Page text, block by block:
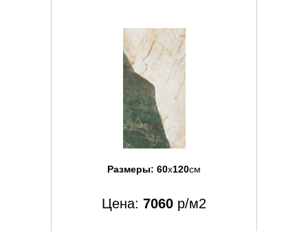
Размеры: 60x120см
Цена: 7060 р/м2